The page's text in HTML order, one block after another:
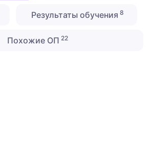
Результаты обучения 8
Похожие ОП 22